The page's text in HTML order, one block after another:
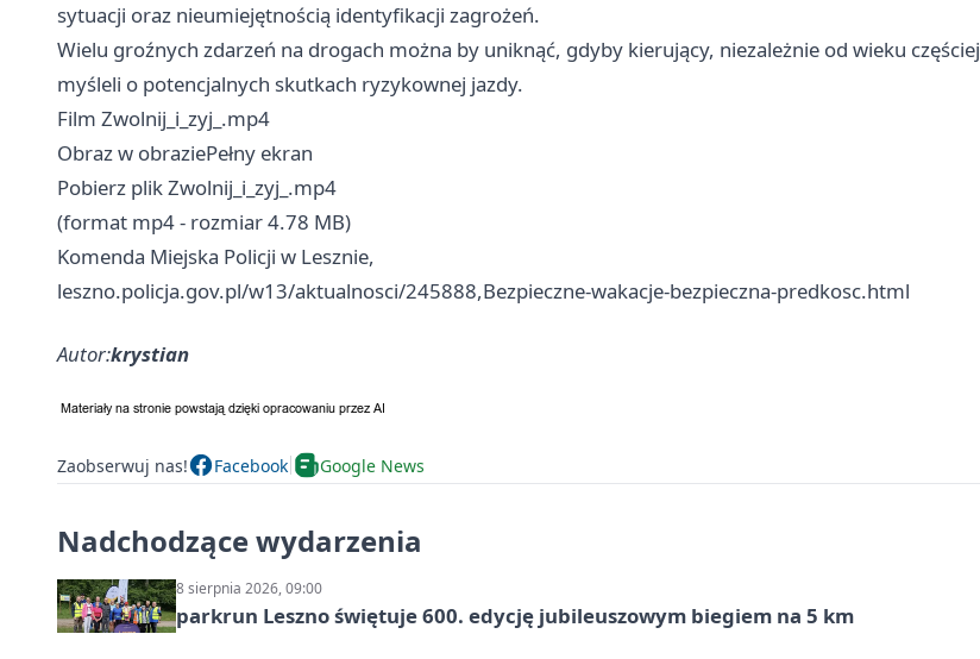
sytuacji oraz nieumiejętnością identyfikacji zagrożeń.
Wielu groźnych zdarzeń na drogach można by uniknąć, gdyby kierujący, niezależnie od wieku częściej
myśleli o potencjalnych skutkach ryzykownej jazdy.
Film Zwolnij_i_zyj_.mp4
Obraz w obraziePełny ekran
Pobierz plik Zwolnij_i_zyj_.mp4
(format mp4 - rozmiar 4.78 MB)
Komenda Miejska Policji w Lesznie,
leszno.policja.gov.pl/w13/aktualnosci/245888,Bezpieczne-wakacje-bezpieczna-predkosc.html
Autor:krystian
Zaobserwuj nas! Facebook Google News
Nadchodzące wydarzenia
8 sierpnia 2026, 09:00
parkrun Leszno świętuje 600. edycję jubileuszowym biegiem na 5 km